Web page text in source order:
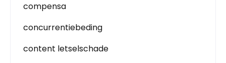
compensa
concurrentiebeding
content letselschade